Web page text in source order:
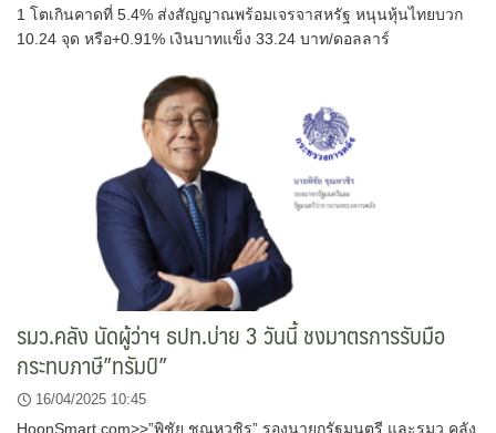
1 โตเกินคาดที่ 5.4% ส่งสัญญาณพร้อมเจรจาสหรัฐ หนุนหุ้นไทยบวก
10.24 จุด หรือ+0.91% เงินบาทแข็ง 33.24 บาท/ดอลลาร์
รมว.คลัง นัดผู้ว่าฯ ธปท.บ่าย 3 วันนี้ ชงมาตรการรับมือ
กระทบภาษี”ทรัมป์”
16/04/2025 10:45
HoonSmart.com>>”พิชัย ชุณหวชิร” รองนายกรัฐมนตรี และรมว.คลัง